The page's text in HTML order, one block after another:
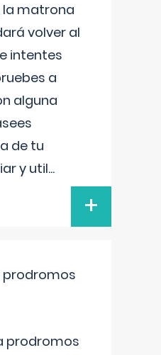
la matrona
volver al
intentes
a
alguna
de tu
y util...
+
prodromos
prodromos